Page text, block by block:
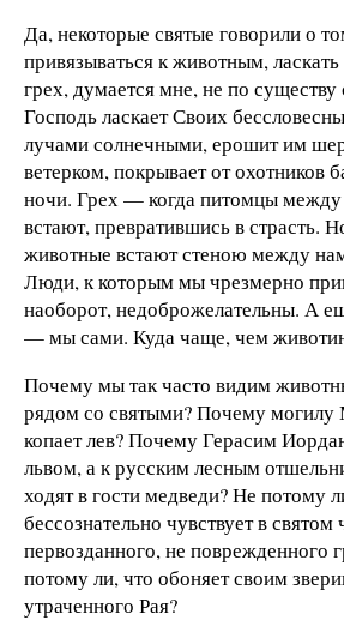
Да, некоторые святые говорили о
привязываться к животным,
грех, думается мне, не по
Господь ласкает Своих
лучами солнечными, ерошит им
ветерком, покрывает от охотников
ночи. Грех — когда питомцы
встают, превратившись в страсть.
животные встают стеною между
Люди, к которым мы чрезмерно
наоборот, недоброжелательны. А
— мы сами. Куда чаще, чем
Почему мы так часто видим
рядом со святыми? Почему могилу
копает лев? Почему Герасим
львом, а к русским лесным
ходят в гости медведи? Не потому
бессознательно чувствует в святом
первозданного, не поврежденного
потому ли, что обоняет своим
утраченного Рая?